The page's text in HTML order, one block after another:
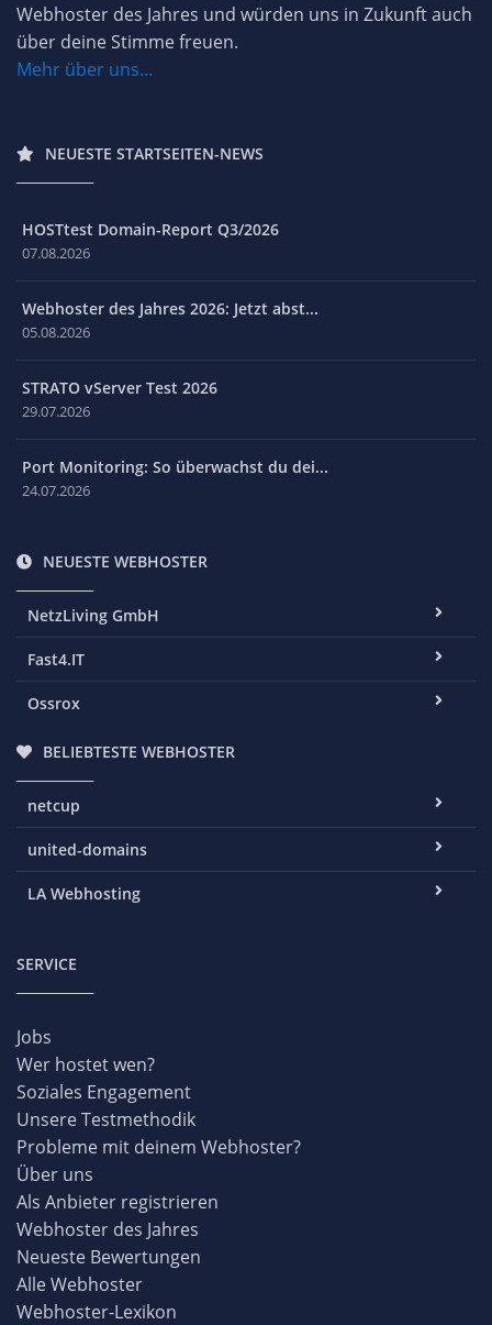
Webhoster des Jahres und würden uns in Zukunft auch
über deine Stimme freuen.
Mehr über uns...
NEUESTE STARTSEITEN-NEWS
HOSTtest Domain-Report Q3/2026
07.08.2026
Webhoster des Jahres 2026: Jetzt abst...
05.08.2026
STRATO vServer Test 2026
29.07.2026
Port Monitoring: So überwachst du dei...
24.07.2026
NEUESTE WEBHOSTER
NetzLiving GmbH
Fast4.IT
Ossrox
BELIEBTESTE WEBHOSTER
netcup
united-domains
LA Webhosting
SERVICE
Jobs
Wer hostet wen?
Soziales Engagement
Unsere Testmethodik
Probleme mit deinem Webhoster?
Über uns
Als Anbieter registrieren
Webhoster des Jahres
Neueste Bewertungen
Alle Webhoster
Webhoster-Lexikon